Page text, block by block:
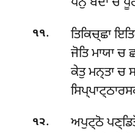
੧੧.
ਤਿਕਿਚ੍ਛਾ
ਜੋਤਿ ਮਾਯਾ ਚ
ਕੇਤੁ ਮਨ੍ਤਾ ਚ
੧੨.
ਅਪੁਟ੍ਠੋ